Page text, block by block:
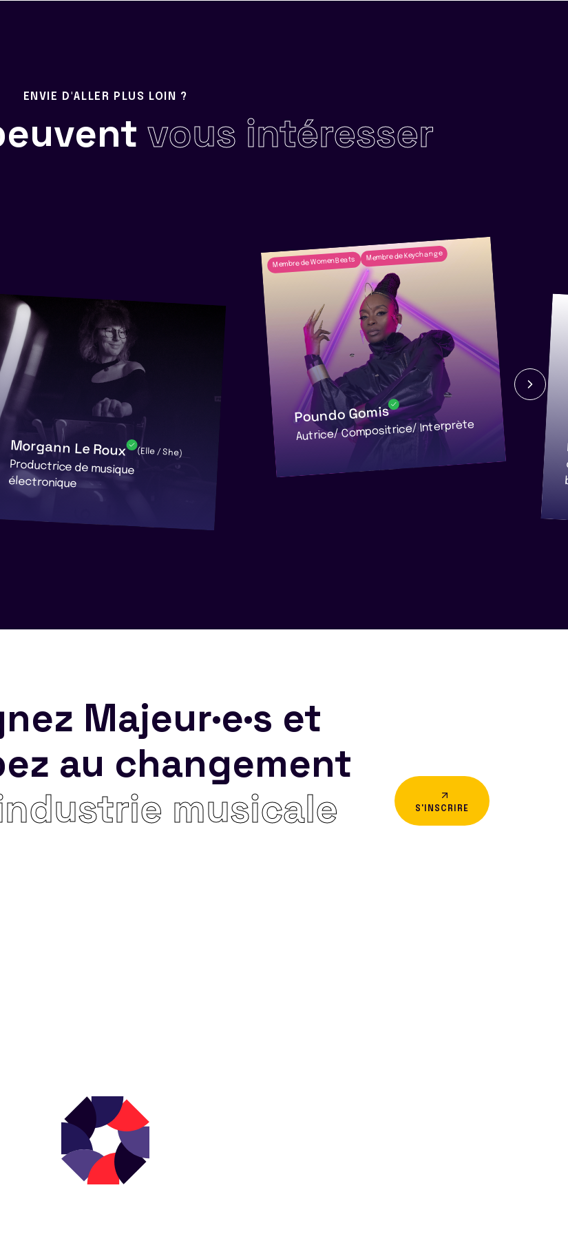
ENVIE D'ALLER PLUS LOIN ?
vous intéresser
Morgann Le Roux (Elle / She)
Productrice de musique
électronique
Membre de WomenBeats Membre de Keychange
Poundo Gomis
Autrice/ Compositrice/ Interprète
Majeur·e·s et
au changement
musicale S'INSCRIRE